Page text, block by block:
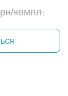
компл.